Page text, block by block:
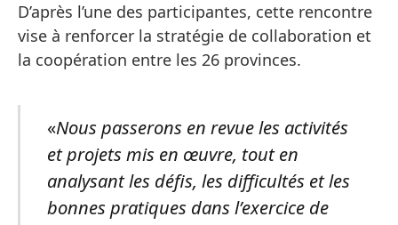
D’après l’une des participantes, cette rencontre
vise à renforcer la stratégie de collaboration et
la coopération entre les 26 provinces.
«Nous passerons en revue les activités
et projets mis en œuvre, tout en
analysant les défis, les difficultés et les
bonnes pratiques dans l’exercice de